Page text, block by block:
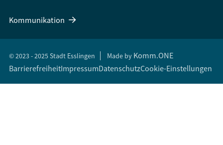
Kommunikation
© 2023 - 2025 Stadt Esslingen Made by Komm.ONE
BarrierefreiheitImpressumDatenschutzCookie-Einstellungen